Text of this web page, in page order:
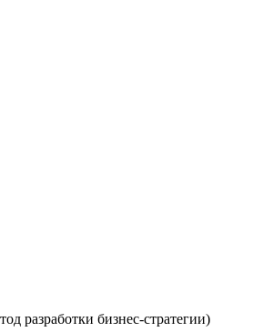
разработки бизнес-стратегии)